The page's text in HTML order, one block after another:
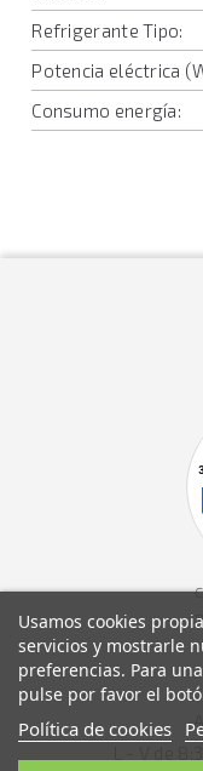
Refrigerante Tipo:
Potencia eléctrica
Consumo energía:
Usamos cookies
servicios y mostrarle
preferencias. Para
pulse por favor el
Política de cookies